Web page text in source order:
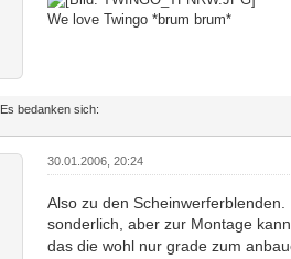
We love Twingo *brum brum*
Es bedanken sich:
30.01.2006, 20:24
Also zu den
sonderlich, aber zur Montage
das die wohl nur grade zum